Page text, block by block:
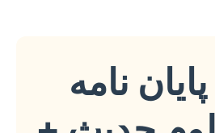
پایان نامه